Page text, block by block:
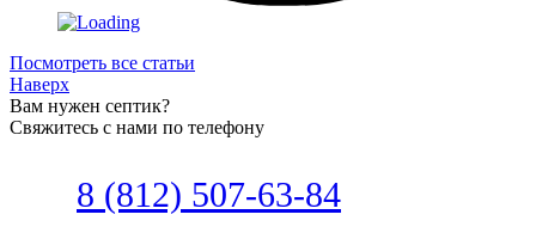
Посмотреть все статьи
Наверх
Вам нужен септик?
Свяжитесь с нами по телефону
8 (812) 507-63-84